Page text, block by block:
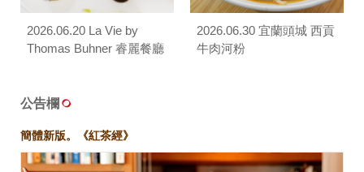
2026.06.20 La Vie by
Thomas Buhner 睿麗餐廳
2026.06.30 宜蘭頭城 西貢
牛肉河粉
公告欄
簡體新版。《紅茶經》